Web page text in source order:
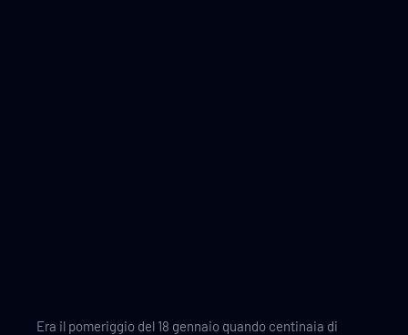
Era il pomeriggio del 18 gennaio quando centinaia di